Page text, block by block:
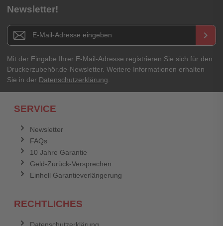
Titel**
E-Mail-Adresse
Ihr Passwort
Newsletter!
Newsletter E-Mail Adresse keyboard_arrow_right
Mit der Eingabe Ihrer E-Mail-Adresse registrieren Sie sich für den
Druckerzubehör.de-Newsletter. Weitere Informationen erhalten
Sie in der Datenschutzerklärung
SERVICE
Newsletter
FAQs
10 Jahre Garantie
Geld-Zurück-Versprechen
Einhell Garantieverlängerung
RECHTLICHES